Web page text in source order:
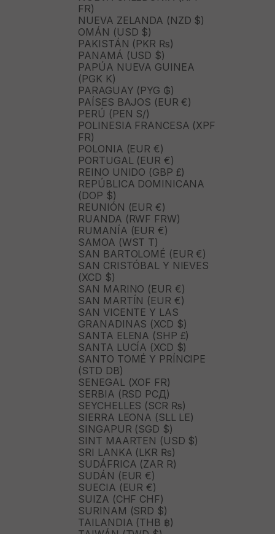
FR)
NUEVA ZELANDA (NZD $)
OMÁN (USD $)
PAKISTÁN (PKR ₨)
PANAMÁ (USD $)
PAPÚA NUEVA GUINEA
(PGK K)
PARAGUAY (PYG ₲)
PAÍSES BAJOS (EUR €)
PERÚ (PEN S/)
POLINESIA FRANCESA (XPF
FR)
POLONIA (EUR €)
PORTUGAL (EUR €)
REINO UNIDO (GBP £)
REPÚBLICA DOMINICANA
(DOP $)
REUNIÓN (EUR €)
RUANDA (RWF FRW)
RUMANÍA (EUR €)
SAMOA (WST T)
SAN BARTOLOMÉ (EUR €)
SAN CRISTÓBAL Y NIEVES
(XCD $)
SAN MARINO (EUR €)
SAN MARTÍN (EUR €)
SAN VICENTE Y LAS
GRANADINAS (XCD $)
SANTA ELENA (SHP £)
SANTA LUCÍA (XCD $)
SANTO TOMÉ Y PRÍNCIPE
(STD DB)
SENEGAL (XOF FR)
SERBIA (RSD РСД)
SEYCHELLES (SCR ₨)
SIERRA LEONA (SLL LE)
SINGAPUR (SGD $)
SINT MAARTEN (USD $)
SRI LANKA (LKR ₨)
SUDÁFRICA (ZAR R)
SUDÁN (EUR €)
SUECIA (EUR €)
SUIZA (CHF CHF)
SURINAM (SRD $)
TAILANDIA (THB ฿)